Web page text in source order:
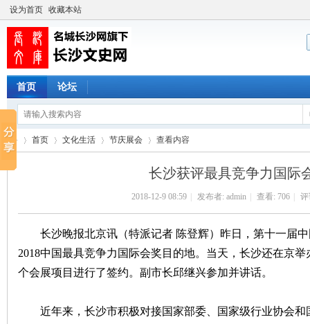
设为首页 收藏本站
首页 论坛
首页 文化生活 节庆展会
›
查看内容
长沙获评最具竞争力国际
2018-12-9 08:59 发布者: admin 查看: 706 评
长沙晚报北京讯（特派记者 陈登辉）昨日，第十一届中
2018中国最具竞争力国际会奖目的地。当天，长沙还在京
个会展项目进行了签约。副市长邱继兴参加并讲话。
近年来，长沙市积极对接国家部委、国家级行业协会和